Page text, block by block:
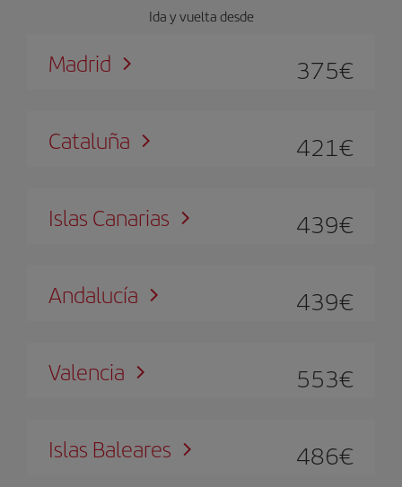
Ida y vuelta desde
Madrid 375€
Cataluña 421€
Islas Canarias 439€
Andalucía 439€
Valencia 553€
Islas Baleares 486€